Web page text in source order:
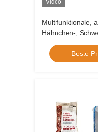
Video
Multifunktionale,
Hähnchen-,
Rind- und Fisch-
Lebensmittel-
Beste